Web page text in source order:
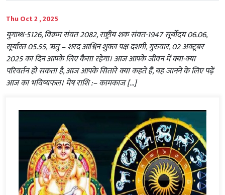
Thu Oct 2 , 2025
युगाब्ध-5126, विक्रम संवत 2082, राष्ट्रीय शक संवत-1947 सूर्योदय 06.06,
सूर्यास्त 05.55, ऋतु – शरद आश्विन शुक्ल पक्ष दशमी, गुरुवार, 02 अक्टूबर
2025 का दिन आपके लिए कैसा रहेगा। आज आपके जीवन में क्या-क्या
परिवर्तन हो सकता है, आज आपके सितारे क्या कहते हैं, यह जानने के लिए पढ़ें
आज का भविष्यफल। मेष राशि :– कामकाज […]